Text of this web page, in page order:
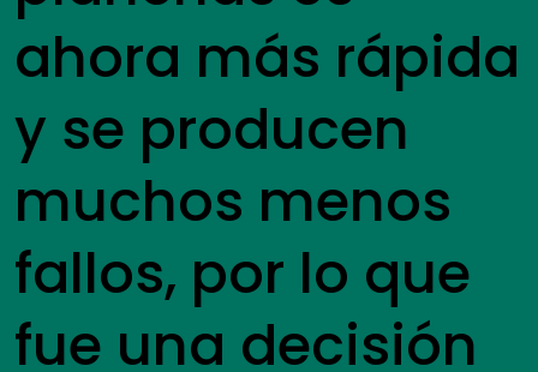
ahora más rápida
y se producen
muchos menos
fallos, por lo que
fue una decisión